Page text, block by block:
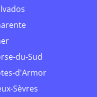
du-Sud
d'Armor
Sèvres